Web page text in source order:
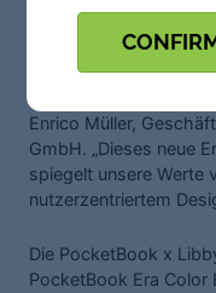
„Durch unsere
PocketBook seine
Enrico Müller,
GmbH. „Dieses neue
spiegelt unsere Werte
nutzerzentriertem
Die PocketBook x
PocketBook Era Color